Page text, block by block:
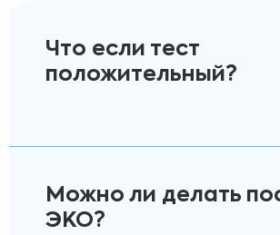
Что если тест
положительный?
Можно ли делать
ЭКО?